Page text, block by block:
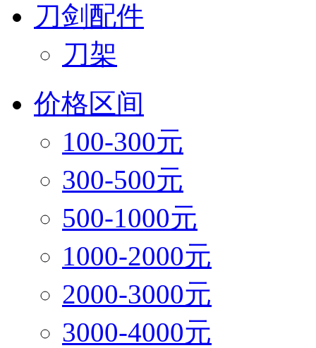
刀剑配件
刀架
价格区间
100-300元
300-500元
500-1000元
1000-2000元
2000-3000元
3000-4000元